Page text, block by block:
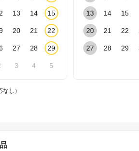
13 14 15
20 21 22
27 28 29
3 4 5
13 14 15
20 21 22
27 28 29
し）